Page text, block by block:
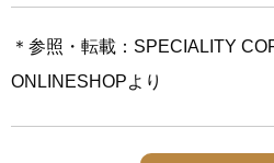
＊参照・転載：SPECIALITY
ONLINESHOPより